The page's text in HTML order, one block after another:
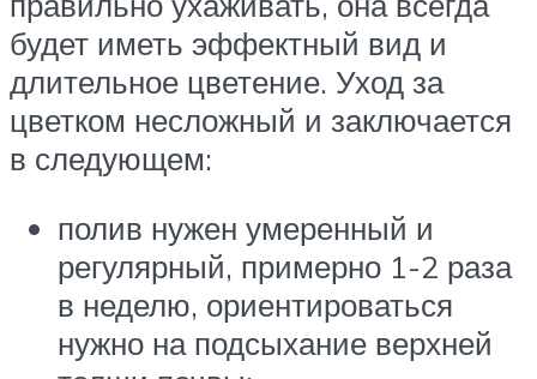
будет иметь эффектный вид и
длительное цветение. Уход за
цветком несложный и заключается
в следующем:
полив нужен умеренный и
регулярный, примерно 1-2 раза
в неделю, ориентироваться
нужно на подсыхание верхней